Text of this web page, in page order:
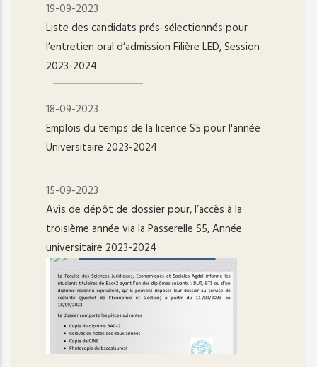
19-09-2023
Liste des candidats prés-sélectionnés pour
l’entretien oral d’admission Filière LED, Session
2023-2024
18-09-2023
Emplois du temps de la licence S5 pour l'année
Universitaire 2023-2024
15-09-2023
Avis de dépôt de dossier pour, l’accès à la
troisième année via la Passerelle S5, Année
universitaire 2023-2024